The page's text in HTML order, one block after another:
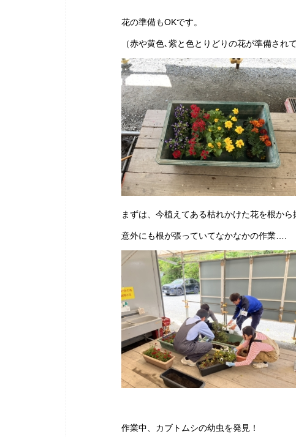
花の準備もOKです。
（赤や黄色､紫と色とりどりの花が準備され
まずは、今植えてある枯れかけた花を根から
意外にも根が張っていてなかなかの作業….
作業中、カブトムシの幼虫を発見！